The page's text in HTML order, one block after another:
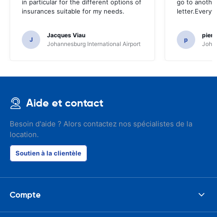
in particular for the different options of
insurances suitable for my needs.
J
Jacques Viau
Johannesburg International Airport
go to
p
Aide et contact
Besoin d'aide ? Alors contactez nos spécialistes de la
location.
Soutien à la clientèle
Compte